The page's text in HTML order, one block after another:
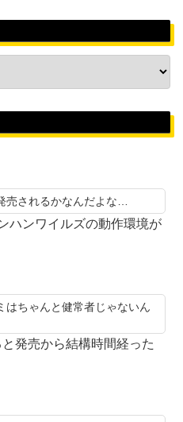
売されるかなんだよな…
ハンワイルズの動作環境が
はちゃんと健常者じゃないん
発売から結構時間経った